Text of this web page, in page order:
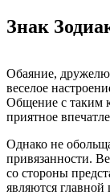
Знак
Обаяние,
веселое
Общение с таким
приятное
Однако не
привязанности.
со стороны
являются главной